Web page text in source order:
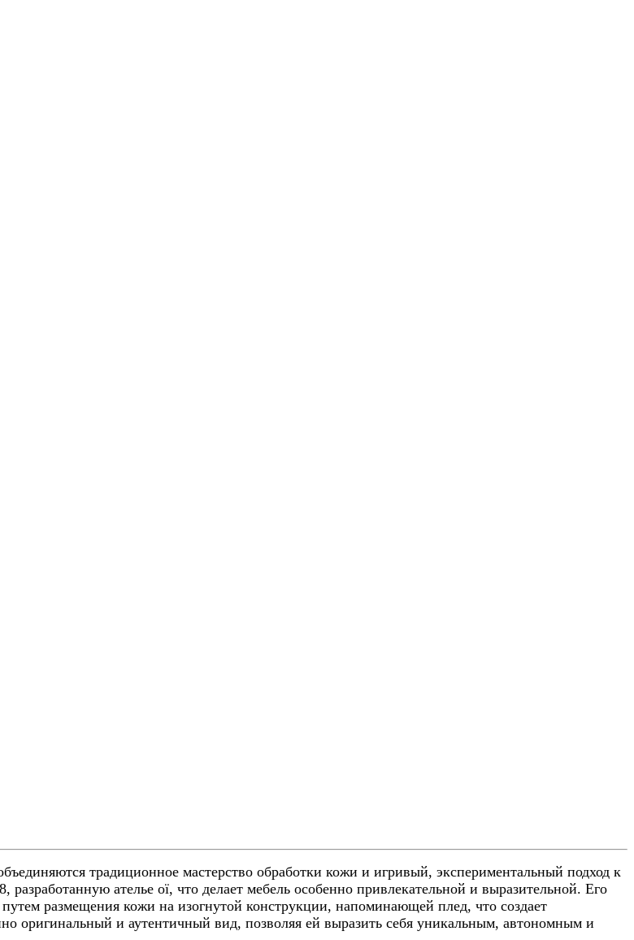
традиционное мастерство обработки кожи и игривый, экспериментальный подход к
ателье oï, что делает мебель особенно привлекательной и выразительной. Его
размещения кожи на изогнутой конструкции, напоминающей плед, что создает
оригинальный и аутентичный вид, позволяя ей выразить себя уникальным, автономным и